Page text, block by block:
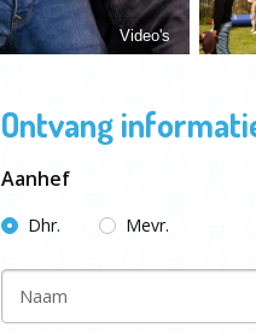
Video's
Ontvang
Aanhef
Dhr. Mevr.
Naam